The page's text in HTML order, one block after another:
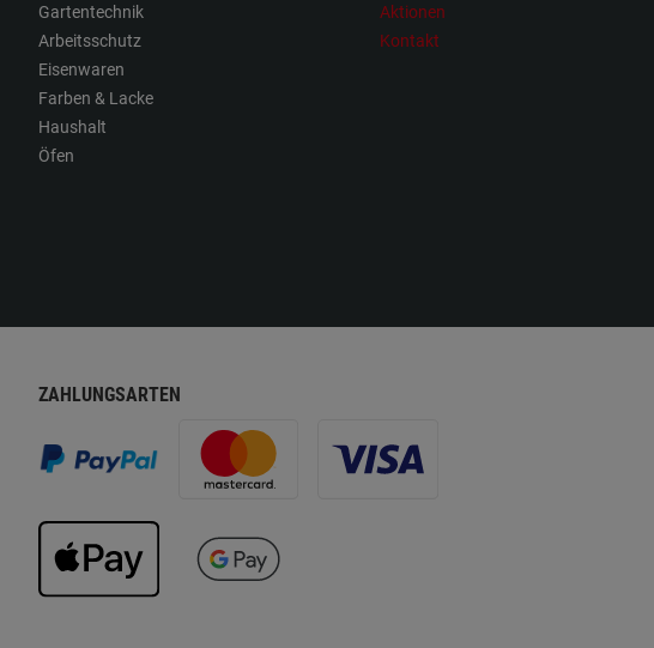
Gartentechnik
Arbeitsschutz
Eisenwaren
Farben & Lacke
Haushalt
Öfen
Aktionen
Kontakt
ZAHLUNGSARTEN